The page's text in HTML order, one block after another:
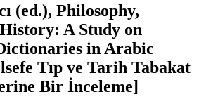
(ed.), Philosophy,
A Study on
in Arabic
Tıp ve Tarih Tabakat
Bir İnceleme]